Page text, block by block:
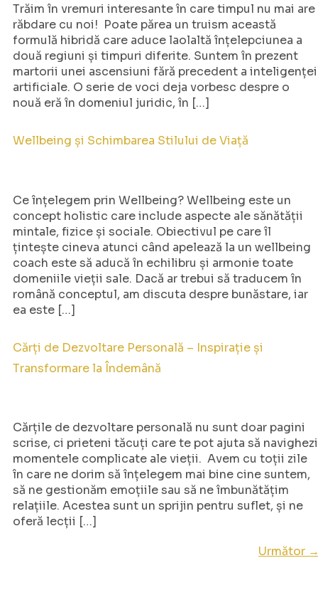
Trăim în vremuri interesante în care timpul nu mai are
răbdare cu noi! Poate părea un truism această
formulă hibridă care aduce laolaltă înțelepciunea a
două regiuni și timpuri diferite. Suntem în prezent
martorii unei ascensiuni fără precedent a inteligenței
artificiale. O serie de voci deja vorbesc despre o
nouă eră în domeniul juridic, în […]
Wellbeing și Schimbarea Stilului de Viață
Ce înțelegem prin Wellbeing? Wellbeing este un
concept holistic care include aspecte ale sănătății
mintale, fizice și sociale. Obiectivul pe care îl
țintește cineva atunci când apelează la un wellbeing
coach este să aducă în echilibru și armonie toate
domeniile vieții sale. Dacă ar trebui să traducem în
română conceptul, am discuta despre bunăstare, iar
ea este […]
Cărți de Dezvoltare Personală – Inspirație și
Transformare la Îndemână
Cărțile de dezvoltare personală nu sunt doar pagini
scrise, ci prieteni tăcuți care te pot ajuta să navighezi
momentele complicate ale vieții. Avem cu toții zile
în care ne dorim să înțelegem mai bine cine suntem,
să ne gestionăm emoțiile sau să ne îmbunătățim
relațiile. Acestea sunt un sprijin pentru suflet, și ne
oferă lecții […]
Următor